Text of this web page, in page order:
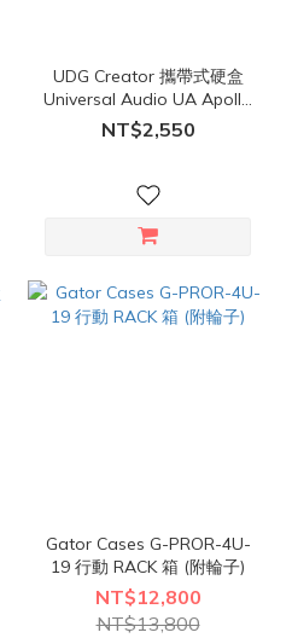
UDG Creator 攜帶式硬盒
Universal Audio UA Apollo
X4 專用
NT$2,550
Gator Cases G-PROR-4U-
19 行動 RACK 箱 (附輪子)
NT$12,800
NT$13,800